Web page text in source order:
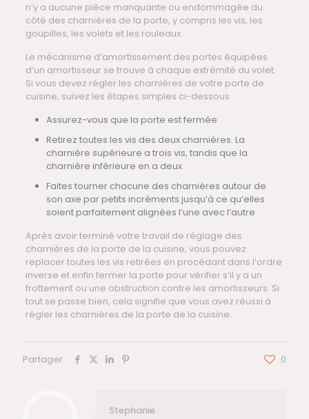
n’y a aucune pièce manquante ou endommagée du
côté des charnières de la porte, y compris les vis, les
goupilles, les volets et les rouleaux.
Le mécanisme d’amortissement des portes équipées
d’un amortisseur se trouve à chaque extrémité du volet.
Si vous devez régler les charnières de votre porte de
cuisine, suivez les étapes simples ci-dessous :
Assurez-vous que la porte est fermée
Retirez toutes les vis des deux charnières. La
charnière supérieure a trois vis, tandis que la
charnière inférieure en a deux
Faites tourner chacune des charnières autour de
son axe par petits incréments jusqu’à ce qu’elles
soient parfaitement alignées l’une avec l’autre
Après avoir terminé votre travail de réglage des
charnières de la porte de la cuisine, vous pouvez
replacer toutes les vis retirées en procédant dans l’ordre
inverse et enfin fermer la porte pour vérifier s’il y a un
frottement ou une obstruction contre les amortisseurs. Si
tout se passe bien, cela signifie que vous avez réussi à
régler les charnières de la porte de la cuisine.
Partager 0
Stephanie